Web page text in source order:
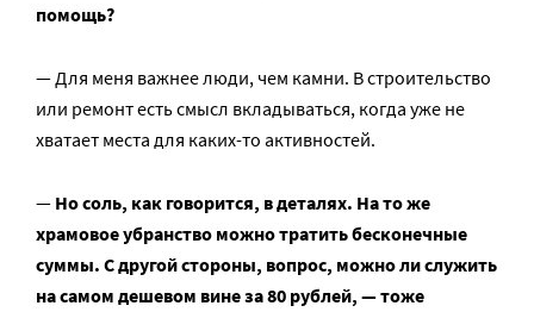
помощь?
— Для меня важнее люди, чем камни. В строительство
или ремонт есть смысл вкладываться, когда уже не
хватает места для каких-то активностей.
— Но соль, как говорится, в деталях. На то же
храмовое убранство можно тратить бесконечные
суммы. С другой стороны, вопрос, можно ли служить
на самом дешевом вине за 80 рублей, — тоже